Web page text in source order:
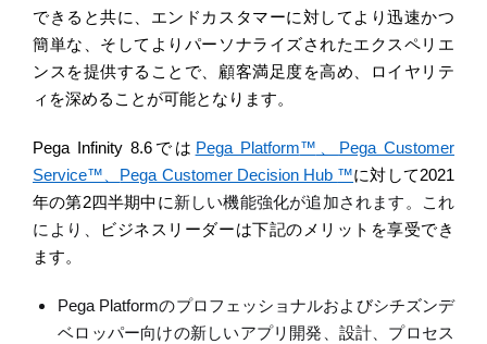
できると共に、エンドカスタマーに対してより迅速かつ
簡単な、そしてよりパーソナライズされたエクスペリエ
ンスを提供することで、顧客満足度を高め、ロイヤリテ
ィを深める ことが可能となります。
Pega Infinity 8.6 では Pega Platform™
Pega Customer
Service™ Pega Customer Decision Hub ™に対して2021
年の第2四半期中に新しい機能強化が追加されます。これ
により、
ビジネスリーダーは下記のメリットを享受でき
ます。
Pega Platformのプロフェッショナルおよびシチズンデ
ベロッパー向けの新しいアプリ開発、設計、プロセス